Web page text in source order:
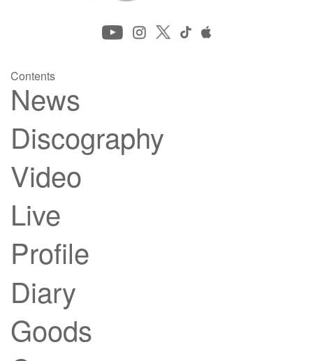
Contents
News
Discography
Video
Live
Profile
Diary
Goods